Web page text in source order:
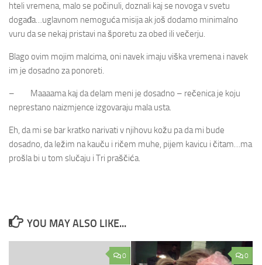
hteli vremena, malo se počinuli, doznali kaj se novoga v svetu
događa…uglavnom nemoguća misija ak još dodamo minimalno
vuru da se nekaj pristavi na šporetu za obed ili večerju.
Blago ovim mojim malcima, oni navek imaju viška vremena i navek
im je dosadno za ponoreti.
– Maaaama kaj da delam meni je dosadno – rečenica je koju
neprestano naizmjence izgovaraju mala usta.
Eh, da mi se bar kratko narivati v njihovu kožu pa da mi bude
dosadno, da ležim na kauču i ričem muhe, pijem kavicu i čitam…ma
prošla bi u tom slučaju i Tri praščića.
YOU MAY ALSO LIKE...
0 0